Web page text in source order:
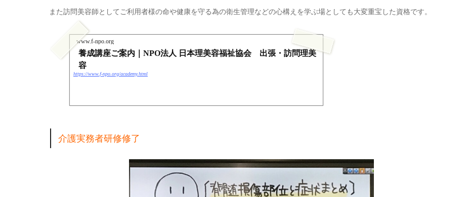
また訪問美容師としてご利用者様の命や健康を守る為の衛生管理などの心構えを学ぶ場としても大変重宝した資格です。
www.f-npo.org
養成講座ご案内｜NPO法人 日本理美容福祉協会 出張・訪問理美
容
https://www.f-npo.org/academy.html
介護実務者研修修了